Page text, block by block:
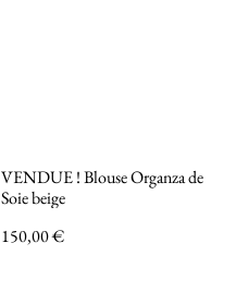
VENDUE ! Blouse Organza de
Soie beige
150,00 €